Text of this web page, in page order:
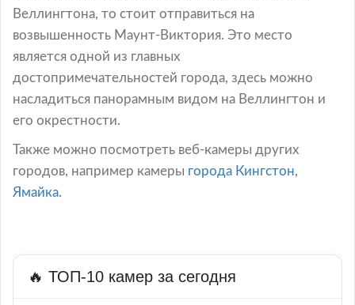
Веллингтона, то стоит отправиться на
возвышенность Маунт-Виктория. Это место
является одной из главных
достопримечательностей города, здесь можно
насладиться панорамным видом на Веллингтон и
его окрестности.
Также можно посмотреть веб-камеры других
городов, например камеры города Кингстон,
Ямайка.
🔥 ТОП-10 камер за сегодня